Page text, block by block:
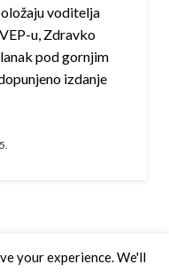
voditelja
u, Zdravko
pod gornjim
izdanje
your experience. We'll